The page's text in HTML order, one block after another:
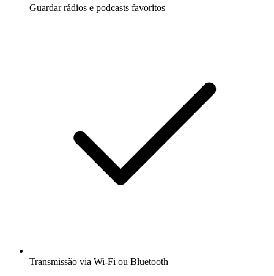
Guardar rádios e podcasts favoritos
Transmissão via Wi-Fi ou Bluetooth